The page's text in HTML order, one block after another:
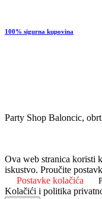
100% sigurna kupovina
Party Shop Baloncic,
Ova web stranica koristi
iskustvo. Proučite
Postavke kolačića
Kolačići i politika